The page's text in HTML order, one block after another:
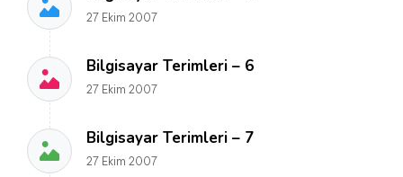
27 Ekim 2007
Bilgisayar Terimleri – 6
27 Ekim 2007
Bilgisayar Terimleri – 7
27 Ekim 2007